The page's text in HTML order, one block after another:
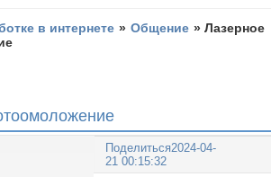
в интернете » Общение »Лазерное
Поделиться2024-04-
21 00:15:32